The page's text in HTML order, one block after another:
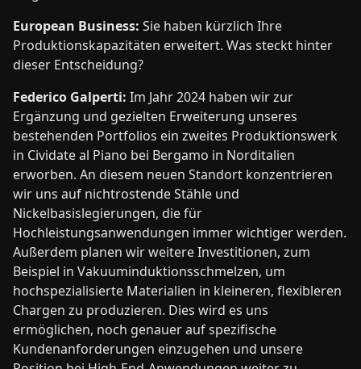
European Business: Sie haben kürzlich Ihre
Produktionskapazitäten erweitert. Was steckt hinter
dieser Entscheidung?
Federico Galperti: Im Jahr 2024 haben wir zur
Ergänzung und gezielten Erweiterung unseres
bestehenden Portfolios ein zweites Produktionswerk
in Cividate al Piano bei Bergamo in Norditalien
erworben. An diesem neuen Standort konzentrieren
wir uns auf nichtrostende Stähle und
Nickelbasislegierungen, die für
Hochleistungsanwendungen immer wichtiger werden.
Außerdem planen wir weitere Investitionen, zum
Beispiel in Vakuuminduktionsschmelzen, um
hochspezialisierte Materialien in kleineren, flexibleren
Chargen zu produzieren. Dies wird es uns
ermöglichen, noch genauer auf spezifische
Kundenanforderungen einzugehen und unsere